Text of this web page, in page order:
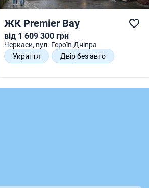
ЖК Premier Bay
від 1 609 300 грн
Черкаси, вул. Героїв Дніпра
Укриття
Двір без авто